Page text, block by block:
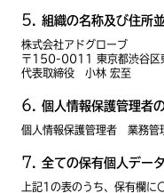
組織の名称及び住所
株式会社アドグローブ
〒150-0011 東京都渋谷区
代表取締役 小林 宏至
個人情報保護管理者
個人情報保護管理者 業務
全ての保有個人デー
上記1の表のうち、保有欄に